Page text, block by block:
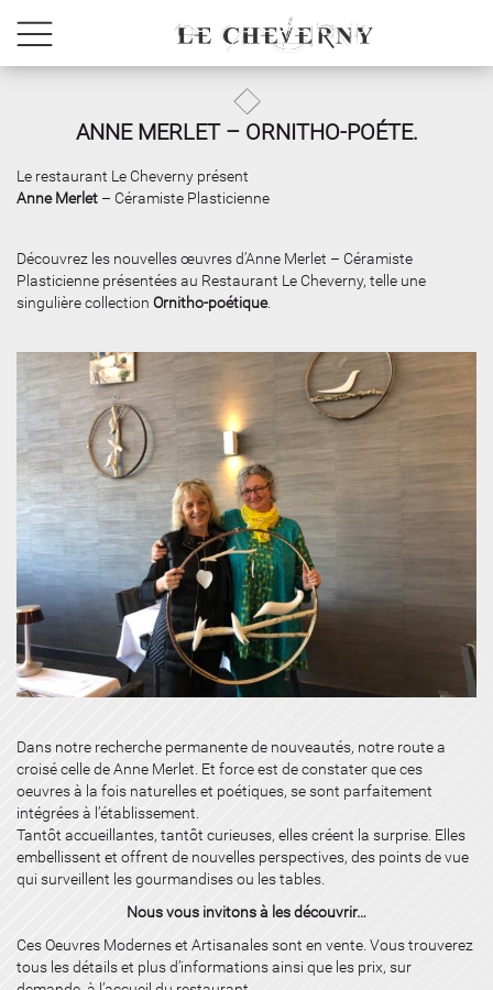
ANNE MERLET – ORNITHO-POÉTE.
Le restaurant Le Cheverny présent
Anne Merlet – Céramiste Plasticienne
Découvrez les nouvelles œuvres d’Anne Merlet – Céramiste
Plasticienne présentées au Restaurant Le Cheverny, telle une
singulière collection Ornitho-poétique.
Dans notre recherche permanente de nouveautés, notre route a
croisé celle de Anne Merlet. Et force est de constater que ces
oeuvres à la fois naturelles et poétiques, se sont parfaitement
intégrées à l’établissement.
Tantôt accueillantes, tantôt curieuses, elles créent la surprise. Elles
embellissent et offrent de nouvelles perspectives, des points de vue
qui surveillent les gourmandises ou les tables.
Nous vous invitons à les découvrir…
Ces Oeuvres Modernes et Artisanales sont en vente. Vous trouverez
tous les détails et plus d’informations ainsi que les prix, sur